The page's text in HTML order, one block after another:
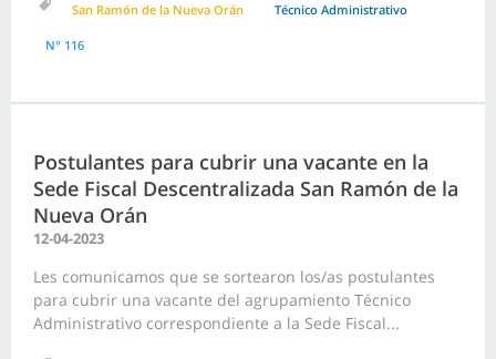
San Ramón de la Nueva Orán Técnico Administrativo
N° 116
Postulantes para cubrir una vacante en la
Sede Fiscal Descentralizada San Ramón de la
Nueva Orán
12-04-2023
Les comunicamos que se sortearon los/as postulantes
para cubrir una vacante del agrupamiento Técnico
Administrativo correspondiente a la Sede Fiscal...